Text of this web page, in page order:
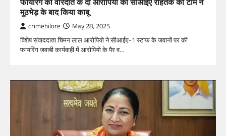
मुठभेड़ के बाद किया काबू
crimehilore May 28, 2025
विशेष संवाददाता चिमन लाल आरोपियो ने सीआईए-1 स्टाफ के जवानों पर की
फायरिंग जवाबी कार्यवाही में आरोपियो के पैर व…